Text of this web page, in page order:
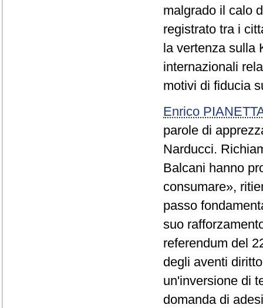
malgrado il calo
registrato tra i
la vertenza sulla
internazionali
motivi di fiducia
Enrico
parole di
Narducci.
Balcani hanno
consumare»,
passo
suo
referendum del
degli aventi
un'inversione di
domanda di